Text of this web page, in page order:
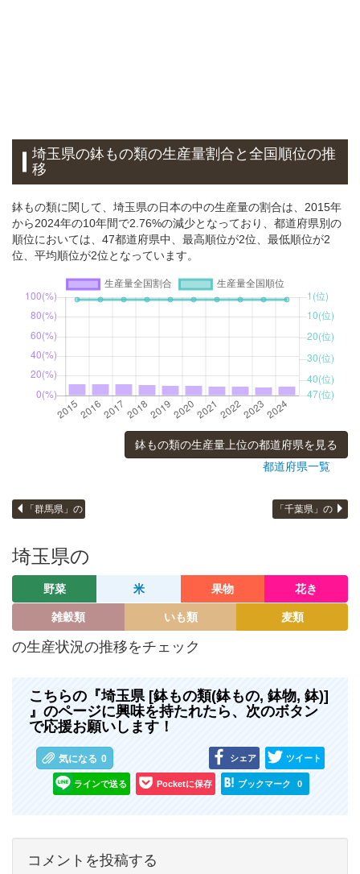
埼玉県の鉢もの類の生産量割合と全国順位の推
移
鉢もの類に関して、埼玉県の日本の中の生産量の割合は、2015年
から2024年の10年間で2.76%の減少となっており、都道府県別の
順位においては、47都道府県中、最高順位が2位、最低順位が2
位、平均順位が2位となっています。
鉢もの類の生産量上位の都道府県を見る
都道府県一覧
「群馬県」の 「千葉県」の
埼玉県の
野菜 米 果物 花き
雑穀類 いも類 麦類
の生産状況の推移をチェック
こちらの『埼玉県 [鉢もの類(鉢もの, 鉢物, 鉢)]
』のページに興味を持たれたら、次のボタン
で応援お願いします！
気になる 0 シェア ツイート
ラインで送る Pocketに保存 ブックマーク 0
コメントを投稿する